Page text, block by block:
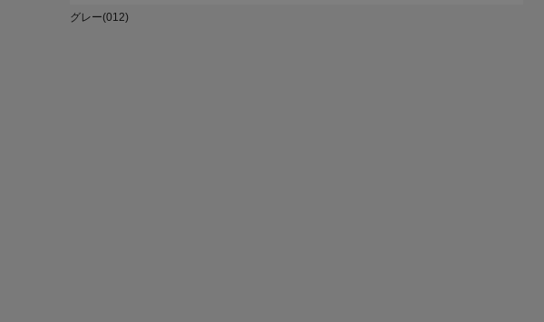
グレー(012)